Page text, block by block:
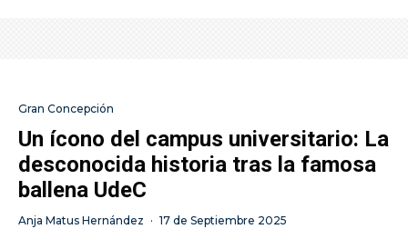
Gran Concepción
Un ícono del campus universitario: La
desconocida historia tras la famosa
ballena UdeC
Anja Matus Hernández · 17 de Septiembre 2025